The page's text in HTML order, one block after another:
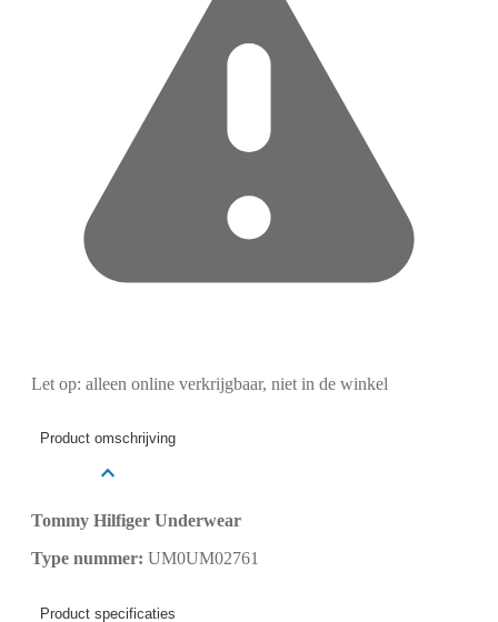
Let op: alleen online verkrijgbaar, niet in de winkel
Product omschrijving
Tommy Hilfiger Underwear
Type nummer: UM0UM02761
Product specificaties